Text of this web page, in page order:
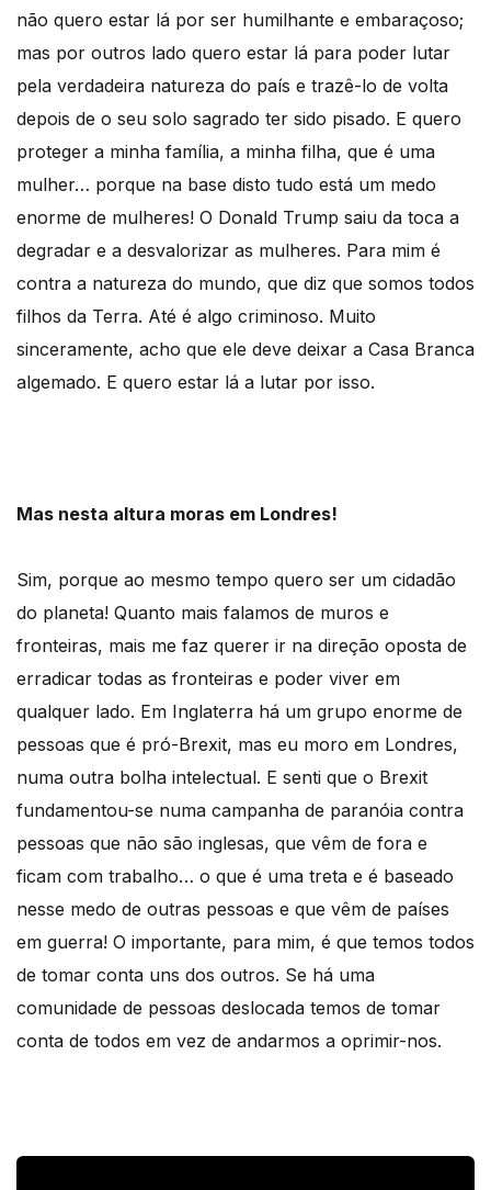
não quero estar lá por ser humilhante e embaraçoso;
mas por outros lado quero estar lá para poder lutar
pela verdadeira natureza do país e trazê-lo de volta
depois de o seu solo sagrado ter sido pisado. E quero
proteger a minha família, a minha filha, que é uma
mulher… porque na base disto tudo está um medo
enorme de mulheres! O Donald Trump saiu da toca a
degradar e a desvalorizar as mulheres. Para mim é
contra a natureza do mundo, que diz que somos todos
filhos da Terra. Até é algo criminoso. Muito
sinceramente, acho que ele deve deixar a Casa Branca
algemado. E quero estar lá a lutar por isso.
Mas nesta altura moras em Londres!
Sim, porque ao mesmo tempo quero ser um cidadão
do planeta! Quanto mais falamos de muros e
fronteiras, mais me faz querer ir na direção oposta de
erradicar todas as fronteiras e poder viver em
qualquer lado. Em Inglaterra há um grupo enorme de
pessoas que é pró-Brexit, mas eu moro em Londres,
numa outra bolha intelectual. E senti que o Brexit
fundamentou-se numa campanha de paranóia contra
pessoas que não são inglesas, que vêm de fora e
ficam com trabalho… o que é uma treta e é baseado
nesse medo de outras pessoas e que vêm de países
em guerra! O importante, para mim, é que temos todos
de tomar conta uns dos outros. Se há uma
comunidade de pessoas deslocada temos de tomar
conta de todos em vez de andarmos a oprimir-nos.